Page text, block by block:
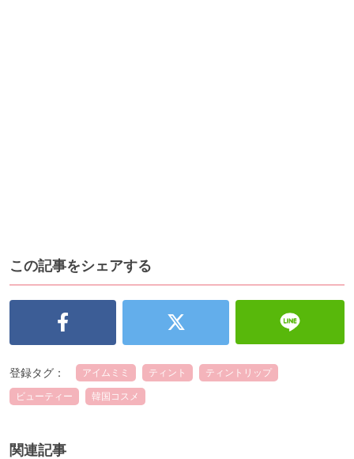
この記事をシェアする
登録タグ： アイムミミ ティント ティントリップ
ビューティー 韓国コスメ
関連記事